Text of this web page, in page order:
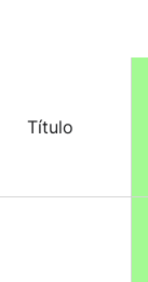
Título